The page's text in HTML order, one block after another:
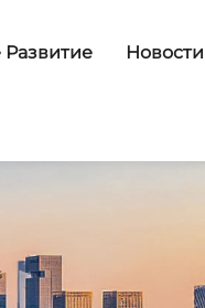
Развитие Новости